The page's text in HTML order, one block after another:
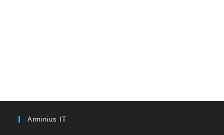
Arminius IT